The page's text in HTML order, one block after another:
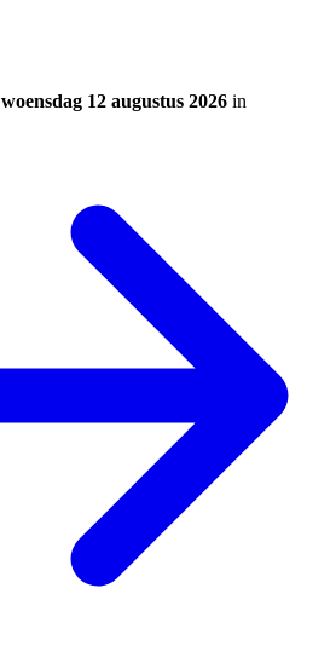
woensdag 12 augustus 2026 in